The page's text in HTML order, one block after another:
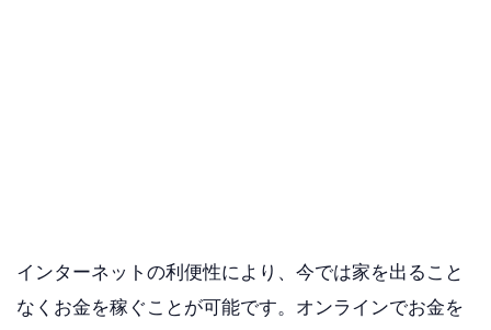
インターネットの利便性により、今では家を出ること
なくお金を稼ぐことが可能です。オンラインでお金を